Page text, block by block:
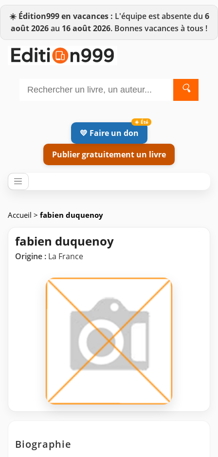
☀️ Édition999 en vacances : L'équipe est absente du 6
août 2026au 16 août 2026. Bonnes vacances à tous !
🔍
💛 Faire un don
Publier gratuitement un livre
Accueil > fabien duquenoy
fabien duquenoy
Origine : La France
Biographie